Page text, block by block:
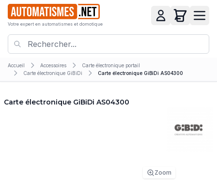
Votre expert en automatismes et domotique
Accueil Accessoires
Carte électronique portail
Carte électronique GiBiDi
Carte électronique GiBiDi AS04300
Carte électronique GiBiDi AS04300
Zoom